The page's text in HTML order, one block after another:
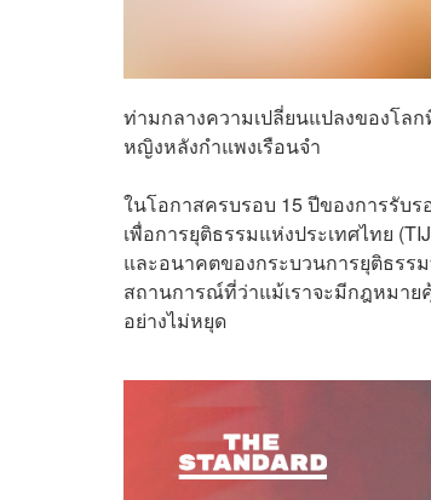
ท่ามกลางความเปลี่ยนแปลงของโล
หญิงหลังกำแพงเรือนจำ
ในโอกาสครบรอบ 15 ปีของการรับร
เพื่อการยุติธรรมแห่งประเทศไทย
และอนาคตของกระบวนการยุติธรร
สถานการณ์ที่ว่าแม้เราจะมีกฎหมา
อย่างไม่หยุด